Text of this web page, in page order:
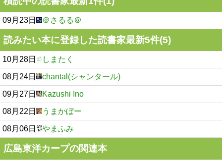
09月23日 ＠さるる＠
読みたい本に登録した読書家最新5件(5)
10月28日 しまたく
08月24日 chantal(シャンタール)
09月27日 Kazushi Ino
08月22日 うまかぼー
08月06日 やまふみ
広島東洋カープの関連本